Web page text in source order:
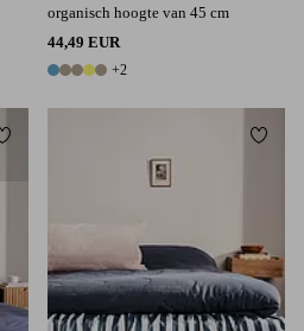
organisch hoogte van 45 cm
44,49 EUR
7 kleuren
+2
Toevoegen aan favorieten
140X200